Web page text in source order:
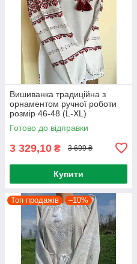
Вишиванка традиційна з
орнаментом ручної роботи
розмір 46-48 (L-ХL)
Готово до відправки
3 329,10 ₴ 3 699 ₴
Купити
Топ продажів –10%